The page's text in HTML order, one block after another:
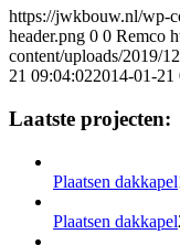
https://jwkbouw.nl/wp-
header.png 0 0 Remco
content/uploads/2019/
21 09:04:022014-01-21
Laatste projecten:
Plaatsen dakkapel
Plaatsen dakkapel